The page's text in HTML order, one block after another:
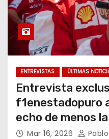
ENTREVISTAS ÚLTIMAS
Entrevista
f1enestadopuro
echo de menos
Mar 16, 2026